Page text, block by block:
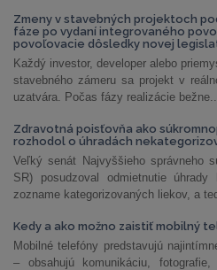
Zmeny v stavebných projektoch
fáze po vydaní integrovaného
povoľovacie dôsledky novej
Každý investor, developer alebo
stavebného zámeru sa projekt v
uzatvára. Počas fázy realizácie
Zdravotná poisťovňa ako
rozhodol o úhradách
Veľký senát Najvyššieho správneho
SR) posudzoval odmietnutie
zozname kategorizovaných liekov, a
Kedy a ako možno zaistiť mobilný
Mobilné telefóny predstavujú
– obsahujú komunikáciu,